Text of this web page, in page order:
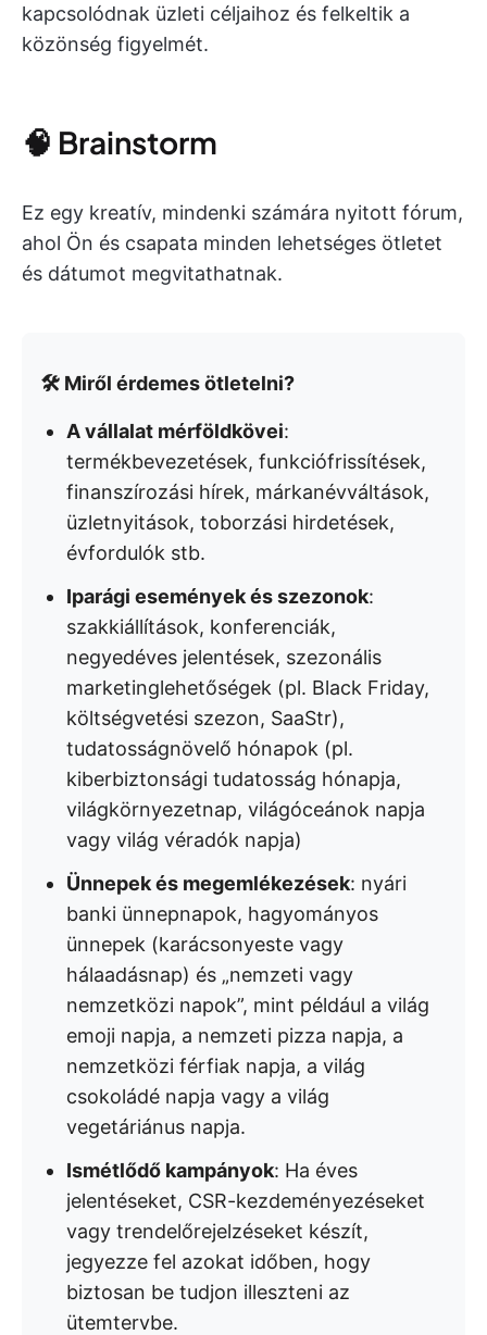
kapcsolódnak üzleti céljaihoz és felkeltik a
közönség figyelmét.
🧠 Brainstorm
Ez egy kreatív, mindenki számára nyitott fórum,
ahol Ön és csapata minden lehetséges ötletet
és dátumot megvitathatnak.
🛠️ Miről érdemes ötletelni?
A vállalat mérföldkövei:
termékbevezetések, funkciófrissítések,
finanszírozási hírek, márkanévváltások,
üzletnyitások, toborzási hirdetések,
évfordulók stb.
Iparági események és szezonok:
szakkiállítások, konferenciák,
negyedéves jelentések, szezonális
marketinglehetőségek (pl. Black Friday,
költségvetési szezon, SaaStr),
tudatosságnövelő hónapok (pl.
kiberbiztonsági tudatosság hónapja,
világkörnyezetnap, világóceánok napja
vagy világ véradók napja)
Ünnepek és megemlékezések: nyári
banki ünnepnapok, hagyományos
ünnepek (karácsonyeste vagy
hálaadásnap) és „nemzeti vagy
nemzetközi napok”, mint például a világ
emoji napja, a nemzeti pizza napja, a
nemzetközi férfiak napja, a világ
csokoládé napja vagy a világ
vegetáriánus napja.
Ismétlődő kampányok: Ha éves
jelentéseket, CSR-kezdeményezéseket
vagy trendelőrejelzéseket készít,
jegyezze fel azokat időben, hogy
biztosan be tudjon illeszteni az
ütemtervbe.